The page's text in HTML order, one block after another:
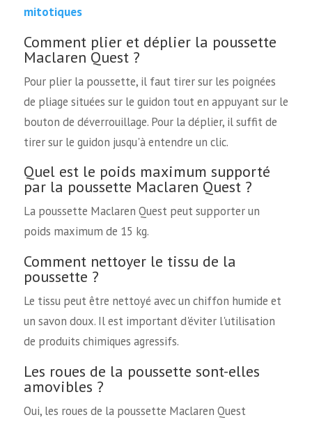
mitotiques
Comment plier et déplier la poussette
Maclaren Quest ?
Pour plier la poussette, il faut tirer sur les poignées
de pliage situées sur le guidon tout en appuyant sur le
bouton de déverrouillage. Pour la déplier, il suffit de
tirer sur le guidon jusqu'à entendre un clic.
Quel est le poids maximum supporté
par la poussette Maclaren Quest ?
La poussette Maclaren Quest peut supporter un
poids maximum de 15 kg.
Comment nettoyer le tissu de la
poussette ?
Le tissu peut être nettoyé avec un chiffon humide et
un savon doux. Il est important d'éviter l'utilisation
de produits chimiques agressifs.
Les roues de la poussette sont-elles
amovibles ?
Oui, les roues de la poussette Maclaren Quest